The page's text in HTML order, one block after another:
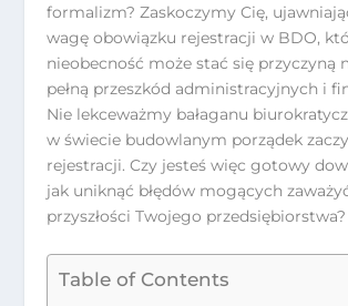
formalizm? Zaskoczymy Cię,
wagę obowiązku rejestracji w BDO,
nieobecność może stać się przyczyną
pełną przeszkód administracyjnych i
Nie lekceważmy bałaganu
w świecie budowlanym porządek
rejestracji. Czy jesteś więc gotowy
jak uniknąć błędów mogących
przyszłości Twojego przedsiębiorstwa?
Table of Contents